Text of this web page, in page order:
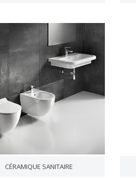
CÉRAMIQUE SANITAIRE